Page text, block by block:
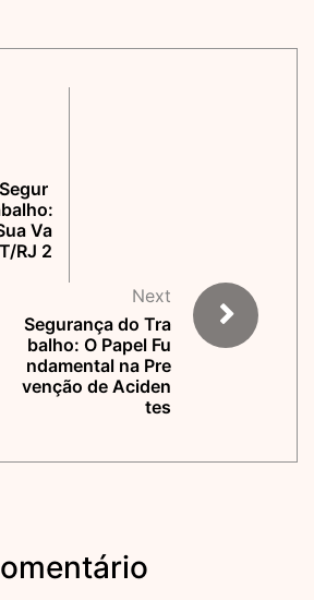
Va
RJ 2
Next
Segurança do Tra
balho: O Papel Fu
ndamental na Pre
venção de Aciden
tes